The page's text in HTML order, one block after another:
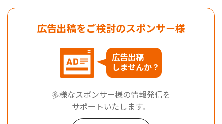
広告出稿をご検討のスポンサー様
広告出稿
しませんか？
多様なスポンサー様の情報発信を
サポートいたします。